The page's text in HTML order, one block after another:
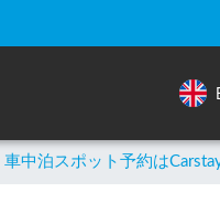
中泊スポット予約は